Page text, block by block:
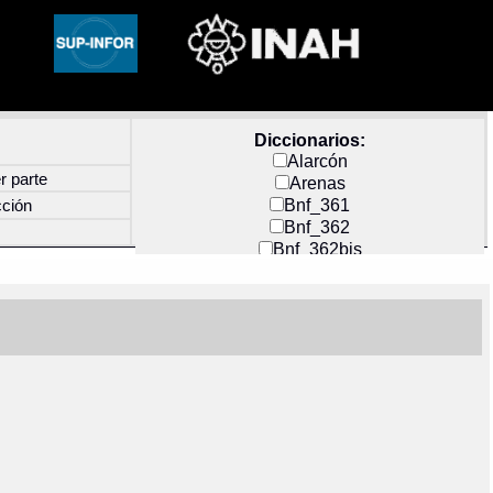
Diccionarios:
Alarcón
Arenas
Bnf_361
Bnf_362
Bnf_362bis
Docs_México
parte